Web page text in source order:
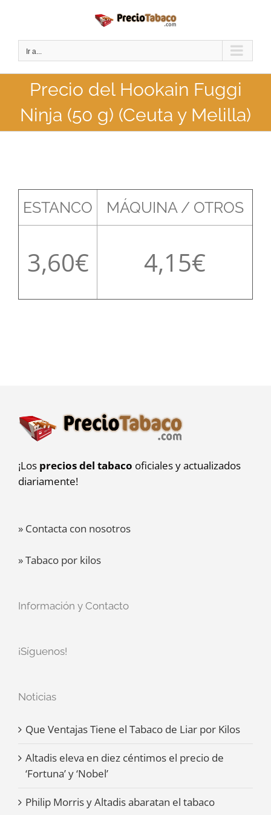
contenido
Ir a...
Precio del Hookain Fuggi
Ninja (50 g) (Ceuta y Melilla)
ESTANCO MÁQUINA / OTROS
3,60 4,15
¡Los precios del tabaco oficiales y actualizados
diariamente!
» Contacta con nosotros
» Tabaco por kilos
Información y Contacto
¡Síguenos!
Noticias
Que Ventajas Tiene el Tabaco de Liar por Kilos
Altadis eleva en diez céntimos el precio de
‘Fortuna’ y ‘Nobel’
Philip Morris y Altadis abaratan el tabaco